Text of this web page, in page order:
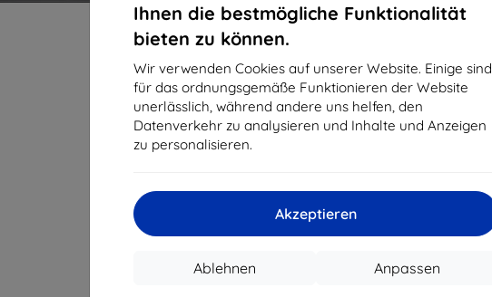
Ihnen die bestmögliche Funktionalität
bieten zu können.
Wir verwenden Cookies auf unserer Website. Einige sind
für das ordnungsgemäße Funktionieren der Website
unerlässlich, während andere uns helfen, den
Datenverkehr zu analysieren und Inhalte und Anzeigen
zu personalisieren.
Akzeptieren
Anpassen
Ablehnen